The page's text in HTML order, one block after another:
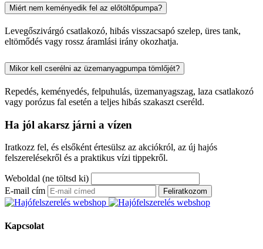
Miért nem keményedik fel az előtöltőpumpa?
Levegőszivárgó csatlakozó, hibás visszacsapó szelep, üres tank,
eltömődés vagy rossz áramlási irány okozhatja.
Mikor kell cserélni az üzemanyagpumpa tömlőjét?
Repedés, keményedés, felpuhulás, üzemanyagszag, laza csatlakozó
vagy porózus fal esetén a teljes hibás szakaszt cseréld.
Ha jól akarsz járni a vízen
Iratkozz fel, és elsőként értesülsz az akciókról, az új hajós
felszerelésekről és a praktikus vízi tippekről.
Weboldal (ne töltsd ki)
E-mail cím
Feliratkozom
Kapcsolat